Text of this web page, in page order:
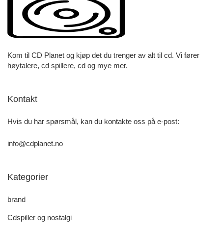
Kom til CD Planet og kjøp det du trenger av alt til cd. Vi fører
høytalere, cd spillere, cd og mye mer.
Kontakt
Hvis du har spørsmål, kan du kontakte oss på e-post:
info@cdplanet.no
Kategorier
brand
Cdspiller og nostalgi